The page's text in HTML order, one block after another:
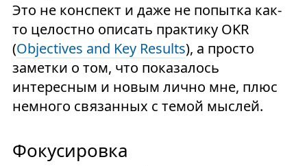
Это не конспект и даже не попытка как-
то целостно описать практику OKR
(Objectives and Key Results), а просто
заметки о том, что показалось
интересным и новым лично мне, плюс
немного связанных с темой мыслей.
Фокусировка